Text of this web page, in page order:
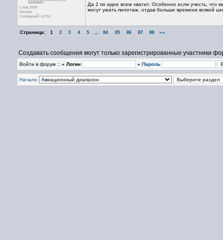
с янв 2005
Москва
Сообщений: 13752
Да 2 по идее всем хватит. Особенно если учесть,
могут ужать пилотаж, отдав больше времени всякой
Страница: 1 2 3 4 5 84 85 86 87 88 »»
Создавать сообщения могут только зарегистрированные участники
Войти в форум :: » Логин » Пароль
Начало